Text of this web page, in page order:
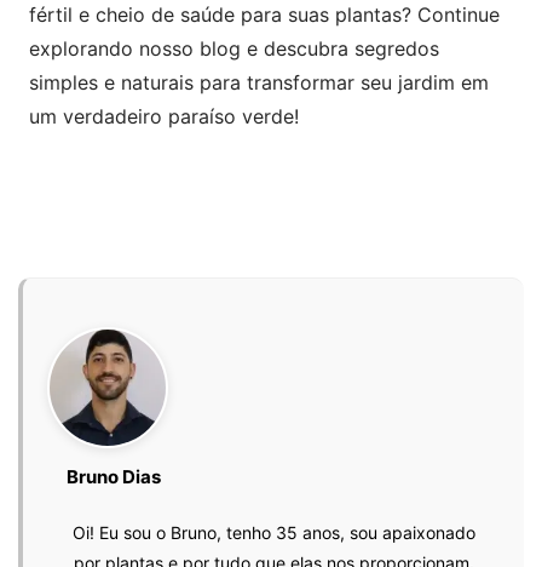
fértil e cheio de saúde para suas plantas? Continue
explorando nosso blog e descubra segredos
simples e naturais para transformar seu jardim em
um verdadeiro paraíso verde!
Bruno Dias
Oi! Eu sou o Bruno, tenho 35 anos, sou apaixonado
por plantas e por tudo que elas nos proporcionam.